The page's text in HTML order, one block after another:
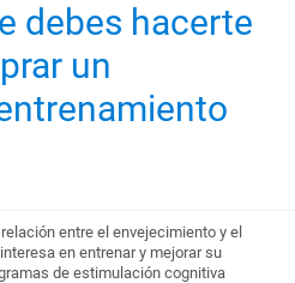
debes hacerte
un
entre el envejecimiento y el
en entrenar y mejorar su
de estimulación cognitiva